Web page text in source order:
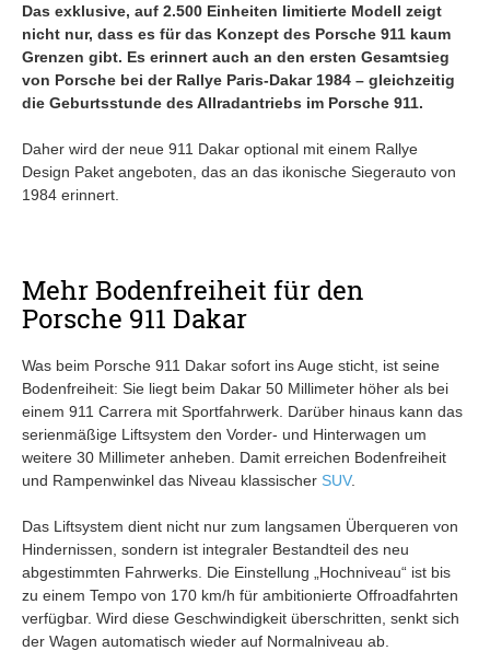
Das exklusive, auf 2.500 Einheiten limitierte Modell zeigt
nicht nur, dass es für das Konzept des Porsche 911 kaum
Grenzen gibt. Es erinnert auch an den ersten Gesamtsieg
von Porsche bei der Rallye Paris-Dakar 1984 – gleichzeitig
die Geburtsstunde des Allradantriebs im Porsche 911.
Daher wird der neue 911 Dakar optional mit einem Rallye
Design Paket angeboten, das an das ikonische Siegerauto von
1984 erinnert.
Mehr Bodenfreiheit für den
Porsche 911 Dakar
Was beim Porsche 911 Dakar sofort ins Auge sticht, ist seine
Bodenfreiheit: Sie liegt beim Dakar 50 Millimeter höher als bei
einem 911 Carrera mit Sportfahrwerk. Darüber hinaus kann das
serienmäßige Liftsystem den Vorder- und Hinterwagen um
weitere 30 Millimeter anheben. Damit erreichen Bodenfreiheit
und Rampenwinkel das Niveau klassischer SUV.
Das Liftsystem dient nicht nur zum langsamen Überqueren von
Hindernissen, sondern ist integraler Bestandteil des neu
abgestimmten Fahrwerks. Die Einstellung „Hochniveau“ ist bis
zu einem Tempo von 170 km/h für ambitionierte Offroadfahrten
verfügbar. Wird diese Geschwindigkeit überschritten, senkt sich
der Wagen automatisch wieder auf Normalniveau ab.